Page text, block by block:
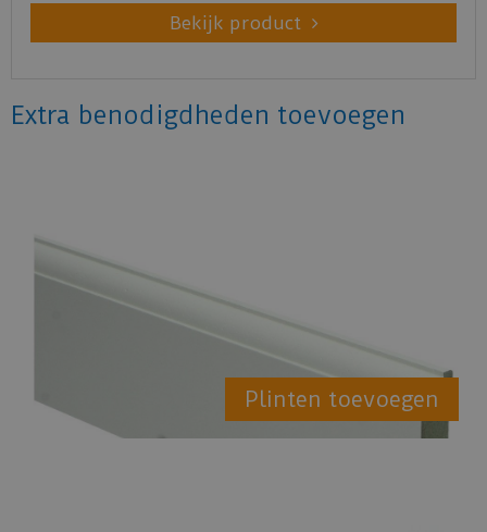
Bekijk product
Extra benodigdheden toevoegen
Plinten toevoegen